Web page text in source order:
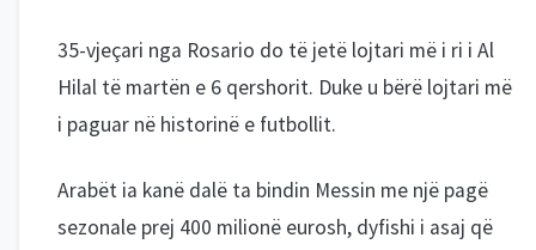
35-vjeçari nga Rosario do të jetë lojtari më i ri i Al
Hilal të martën e 6 qershorit. Duke u bërë lojtari më
i paguar në historinë e futbollit.
Arabët ia kanë dalë ta bindin Messin me një pagë
sezonale prej 400 milionë eurosh, dyfishi i asaj që